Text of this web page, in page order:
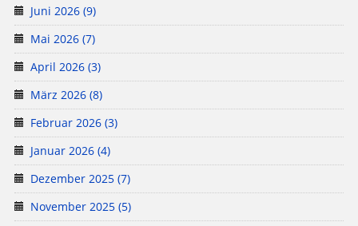
Juni 2026 (9)
Mai 2026 (7)
April 2026 (3)
März 2026 (8)
Februar 2026 (3)
Januar 2026 (4)
Dezember 2025 (7)
November 2025 (5)